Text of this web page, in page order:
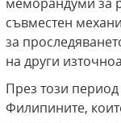
меморандуми за
съвместен
за
на други
През този
Филипините,